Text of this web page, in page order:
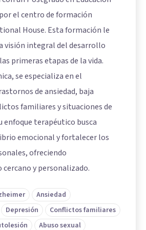
el centro de formación
House. Esta formación le
visión integral del desarrollo
primeras etapas de la vida.
se especializa en el
de ansiedad, baja
familiares y situaciones de
enfoque terapéutico busca
emocional y fortalecer los
ofreciendo
y personalizado.
Ansiedad
Depresión
Conflictos familiares
Abuso sexual